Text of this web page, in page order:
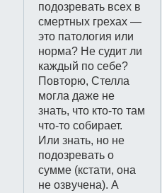
подозревать всех в
смертных грехах —
это патология или
норма? Не судит ли
каждый по себе?
Повторю, Стелла
могла даже не
знать, что кто-то там
что-то собирает.
Или знать, но не
подозревать о
сумме (кстати, она
не озвучена). А